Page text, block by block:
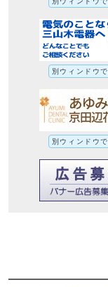
別ウィンドウで
別ウィンドウで